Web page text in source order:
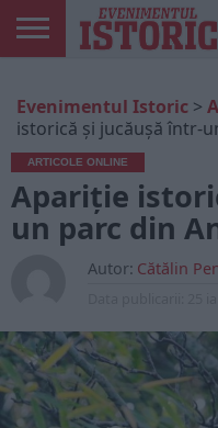
ONLINE
EDIȚII
TIPĂRITE
ISTORIC
PLAY
CONTUL
MEU
Evenimentul Istoric >
istorică și jucăușă într-
ARTICOLE ONLINE
Apariție
un parc din
Autor: Cătălin